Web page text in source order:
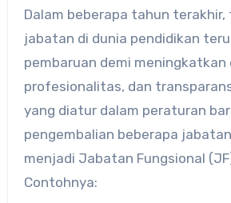
Dalam beberapa tahun
jabatan di dunia pendidikan
pembaruan demi meningkatkan
profesionalitas, dan
yang diatur dalam peraturan
pengembalian beberapa
menjadi Jabatan Fungsional
Contohnya: